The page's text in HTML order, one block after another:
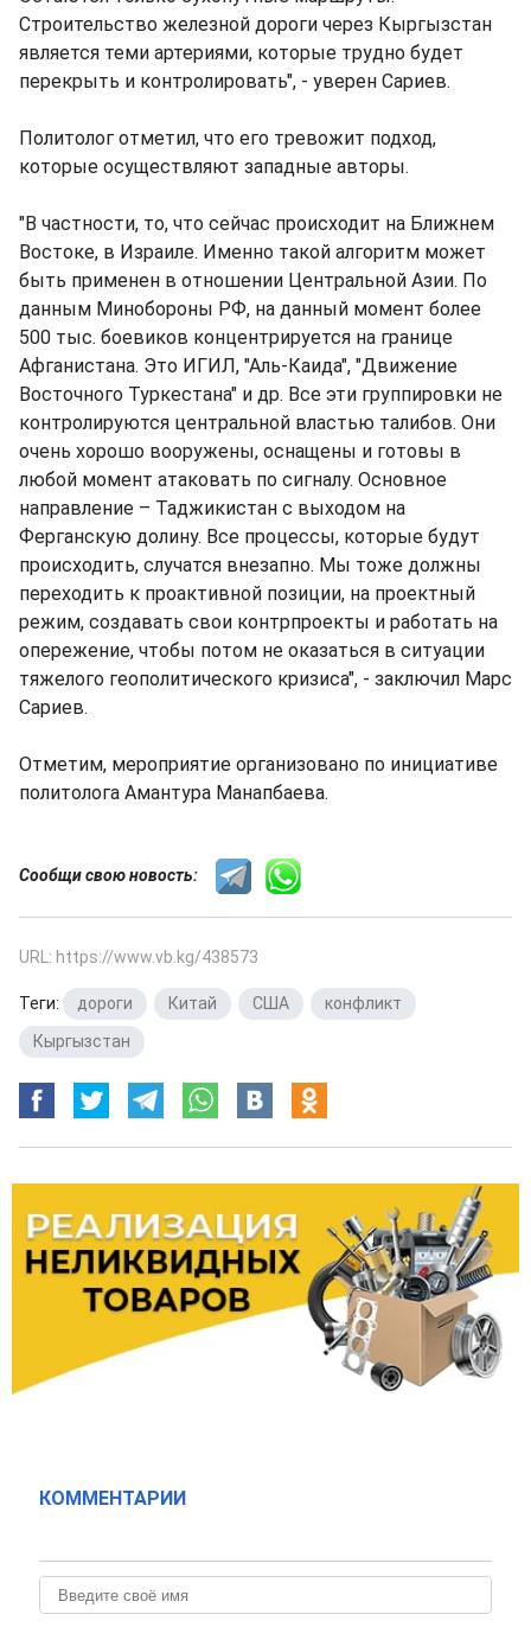
Строительство железной дороги через Кыргызстан
является теми артериями, которые трудно будет
перекрыть и контролировать", - уверен Сариев.
Политолог отметил, что его тревожит подход,
которые осуществляют западные авторы.
"В частности, то, что сейчас происходит на Ближнем
Востоке, в Израиле. Именно такой алгоритм может
быть применен в отношении Центральной Азии. По
данным Минобороны РФ, на данный момент более
500 тыс. боевиков концентрируется на границе
Афганистана. Это ИГИЛ, "Аль-Каида", "Движение
Восточного Туркестана" и др. Все эти группировки не
контролируются центральной властью талибов. Они
очень хорошо вооружены, оснащены и готовы в
любой момент атаковать по сигналу. Основное
направление – Таджикистан с выходом на
Ферганскую долину. Все процессы, которые будут
происходить, случатся внезапно. Мы тоже должны
переходить к проактивной позиции, на проектный
режим, создавать свои контрпроекты и работать на
опережение, чтобы потом не оказаться в ситуации
тяжелого геополитического кризиса", - заключил Марс
Сариев.
Отметим, мероприятие организовано по инициативе
политолога Амантура Манапбаева.
Сообщи свою новость:
URL: https://www.vb.kg/438573
Теги: дороги Китай США конфликт
Кыргызстан
КОММЕНТАРИИ